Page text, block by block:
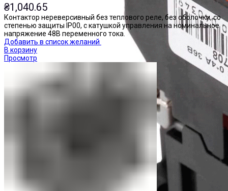
₴1,040.65
Контактор нереверсивный без теплового реле, без оболочки, со
степенью защиты IP00, с катушкой управления на номинальное
напряжение 48В переменного тока.
Добавить в список желаний
В корзину
Просмотр